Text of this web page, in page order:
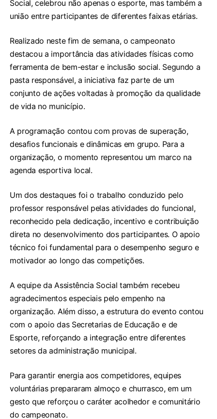
Social, celebrou não apenas o esporte, mas também a
união entre participantes de diferentes faixas etárias.
Realizado neste fim de semana, o campeonato
destacou a importância das atividades físicas como
ferramenta de bem-estar e inclusão social. Segundo a
pasta responsável, a iniciativa faz parte de um
conjunto de ações voltadas à promoção da qualidade
de vida no município.
A programação contou com provas de superação,
desafios funcionais e dinâmicas em grupo. Para a
organização, o momento representou um marco na
agenda esportiva local.
Um dos destaques foi o trabalho conduzido pelo
professor responsável pelas atividades do funcional,
reconhecido pela dedicação, incentivo e contribuição
direta no desenvolvimento dos participantes. O apoio
técnico foi fundamental para o desempenho seguro e
motivador ao longo das competições.
A equipe da Assistência Social também recebeu
agradecimentos especiais pelo empenho na
organização. Além disso, a estrutura do evento contou
com o apoio das Secretarias de Educação e de
Esporte, reforçando a integração entre diferentes
setores da administração municipal.
Para garantir energia aos competidores, equipes
voluntárias prepararam almoço e churrasco, em um
gesto que reforçou o caráter acolhedor e comunitário
do campeonato.